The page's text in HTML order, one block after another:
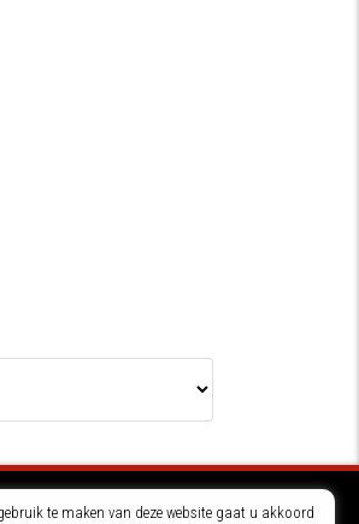
te maken van deze website gaat u akkoord
bedrijf Diensten
Contact